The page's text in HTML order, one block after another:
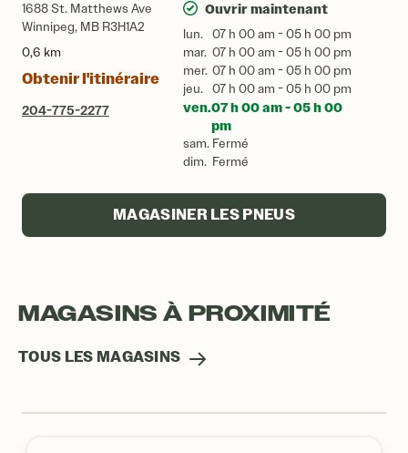
1688 St. Matthews Ave
Winnipeg, MB R3H1A2
0,6 km
Obtenir l'itinéraire
204-775-2277
Ouvrir maintenant
lun.
07 h 00 am - 05 h 00 pm
mar. 07 h 00 am - 05 h 00 pm
mer. 07 h 00 am - 05 h 00 pm
jeu.
07 h 00 am - 05 h 00 pm
ven.07 h 00 am - 05 h 00
pm
sam. Fermé
dim. Fermé
MAGASINER LES PNEUS
MAGASINS À PROXIMITÉ
TOUS LES MAGASINS